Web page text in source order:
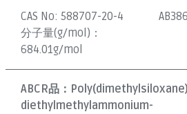
CAS No:588707-20-4
分子量(g/mol)：
684.01g/mol
ABCR品：
diethylmethylammonium-